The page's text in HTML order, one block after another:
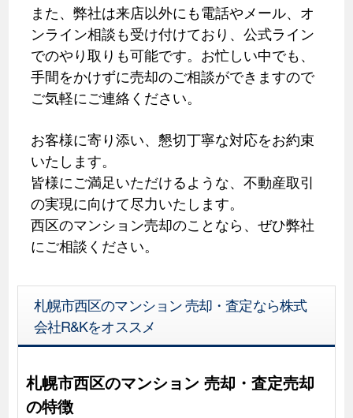
また、弊社は来店以外にも電話やメール、オ
ンライン相談も受け付けており、公式ライン
でのやり取りも可能です。お忙しい中でも、
手間をかけずに売却のご相談ができますので
ご気軽にご連絡ください。
お客様に寄り添い、懇切丁寧な対応をお約束
いたします。
皆様にご満足いただけるような、不動産取引
の実現に向けて尽力いたします。
西区のマンション売却のことなら、ぜひ弊社
にご相談ください。
札幌市西区のマンション 売却・査定なら株式
会社R&Kをオススメ
札幌市西区のマンション 売却・査定売却
の特徴